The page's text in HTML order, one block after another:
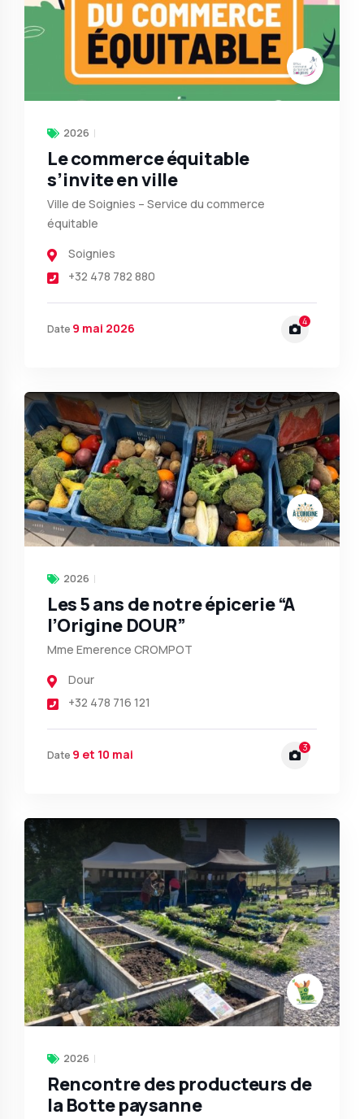
2026
Le commerce équitable
s’invite en ville
Ville de Soignies – Service du commerce
équitable
Soignies
+32 478 782 880
Date 9 mai 2026 4
2026
Les 5 ans de notre épicerie “A
l’Origine DOUR”
Mme Emerence CROMPOT
Dour
+32 478 716 121
Date 9 et 10 mai 3
2026
Rencontre des producteurs de
la Botte paysanne